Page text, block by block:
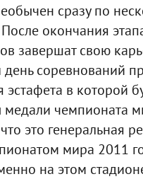
сразу по
окончания
завершат свою
соревнований
в которой
медали чемпионата
это генеральная
мира 2011
на этом